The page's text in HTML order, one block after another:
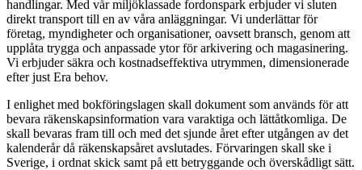
handlingar. Med vår miljöklassade fordonspark erbjuder vi sluten
direkt transport till en av våra anläggningar. Vi underlättar för
företag, myndigheter och organisationer, oavsett bransch, genom att
upplåta trygga och anpassade ytor för arkivering och magasinering.
Vi erbjuder säkra och kostnadseffektiva utrymmen, dimensionerade
efter just Era behov.
I enlighet med bokföringslagen skall dokument som används för att
bevara räkenskapsinformation vara varaktiga och lättåtkomliga. De
skall bevaras fram till och med det sjunde året efter utgången av det
kalenderår då räkenskapsåret avslutades. Förvaringen skall ske i
Sverige, i ordnat skick samt på ett betryggande och överskådligt sätt.